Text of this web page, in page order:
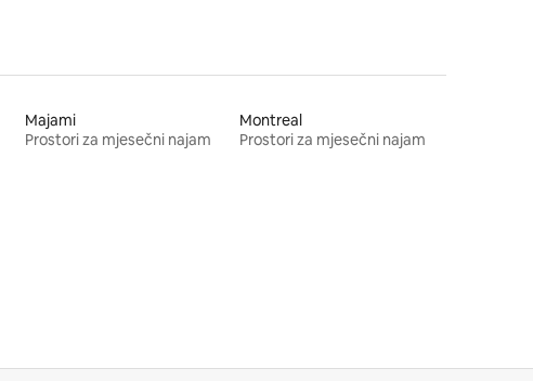
Majami
Prostori za mjesečni najam
Montreal
Prostori za mjesečni najam